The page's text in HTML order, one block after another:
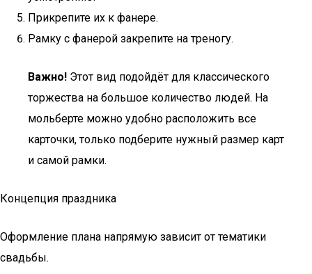
Прикрепите их к фанере.
Рамку с фанерой закрепите на треногу.
Важно! Этот вид подойдёт для классического
торжества на большое количество людей. На
мольберте можно удобно расположить все
карточки, только подберите нужный размер карт
и самой рамки.
Концепция праздника
Оформление плана напрямую зависит от тематики
свадьбы.